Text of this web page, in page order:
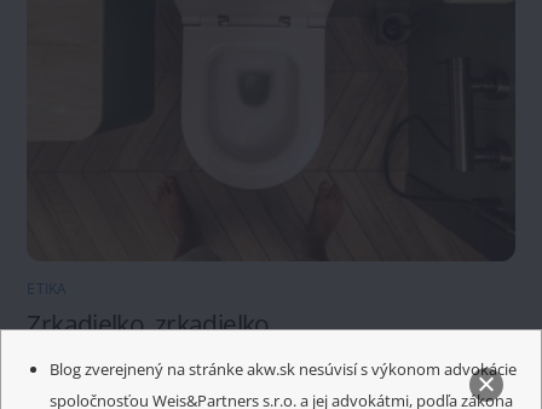
Blog zverejnený na stránke akw.sk nesúvisí s výkonom advokácie
spoločnosťou Weis&Partners s.r.o. a jej advokátmi, podľa zákona
ETIKA
Zrkadielko, zrkadielko